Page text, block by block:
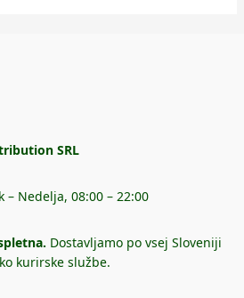
SRL
– Nedelja, 08:00 – 22:00
Dostavljamo po vsej Sloveniji
kurirske službe.